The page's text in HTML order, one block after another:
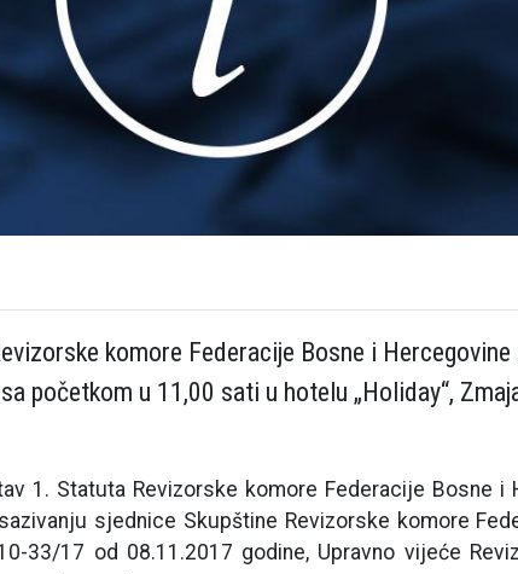
komore Federacije Bosne i Hercegovine
početkom u 11,00 sati u hotelu „Holiday“,
1. Statuta Revizorske komore Federacije Bosne i
sjednice Skupštine Revizorske komore
33/17 od 08.11.2017 godine, Upravno vijeće